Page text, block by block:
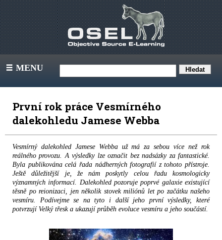
III MENU
První rok práce Vesmírného
dalekohledu Jamese Webba
Vesmírný dalekohled Jamese Webba už má za sebou více než rok
reálného provozu. A výsledky lze označit bez nadsázky za fantastické.
Byla publikována celá řada nádherných fotografií z tohoto přístroje.
Ještě důležitější je, že nám poskytly celou řadu kosmologicky
významných informací. Dalekohled pozoruje poprvé galaxie existující
těsně po reionizaci, jen několik stovek miliónů let po začátku našeho
vesmíru. Podívejme se na tyto i další jeho první výsledky, které
potvrzují Velký třesk a ukazují průběh evoluce vesmíru a jeho součástí.